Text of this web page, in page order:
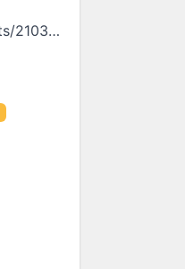
https://www.facebook.com/events/210364356037064